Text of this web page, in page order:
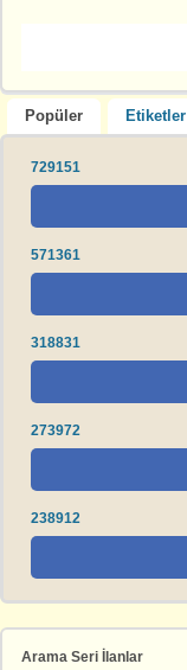
Popüler Etiketler
729151
571361
318831
273972
238912
Arama Seri İlanlar